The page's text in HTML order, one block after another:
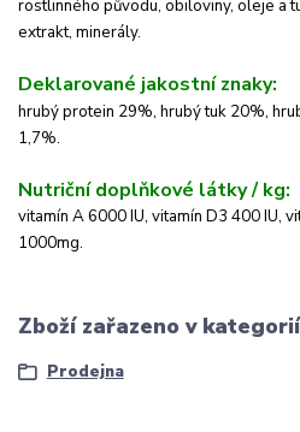
rostlinného původu, obiloviny, oleje a
extrakt, minerály.
Deklarované jakostní znaky:
hrubý protein 29%, hrubý tuk 20%,
1,7%.
Nutriční doplňkové látky / kg:
vitamín A 6000 IU, vitamín D3 400 IU,
1000mg.
Zboží zařazeno v
Prodejna